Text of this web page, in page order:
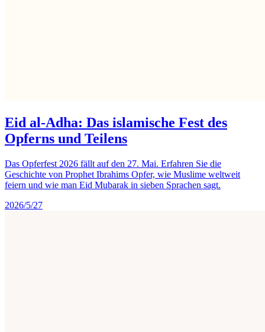
Eid al-Adha: Das islamische Fest des
Opferns und Teilens
Das Opferfest 2026 fällt auf den 27. Mai. Erfahren Sie die
Geschichte von Prophet Ibrahims Opfer, wie Muslime weltweit
feiern und wie man Eid Mubarak in sieben Sprachen sagt.
2026/5/27